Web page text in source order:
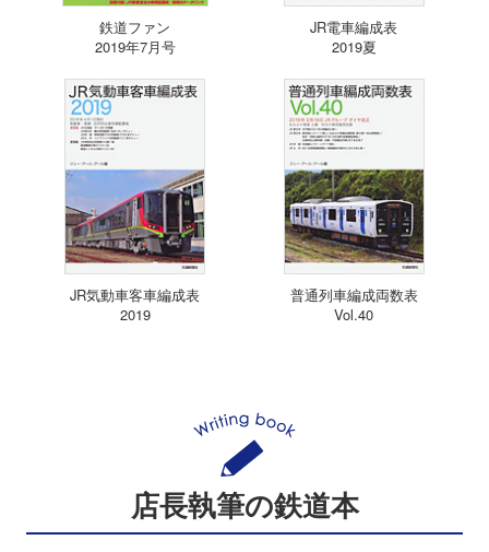
鉄道ファン
2019年7月号
JR電車編成表
2019夏
JR気動車客車編成表
2019
普通列車編成両数表
Vol.40
店長執筆の鉄道本